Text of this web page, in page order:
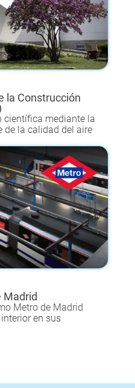
la Construcción
científica mediante la
de la calidad del aire
Madrid
Metro de Madrid
en sus